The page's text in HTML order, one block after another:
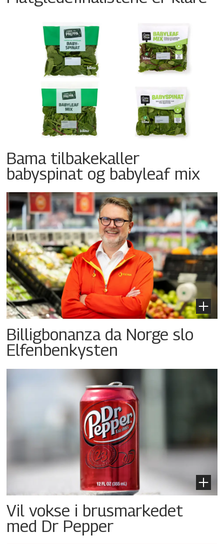
Bama tilbakekaller
babyspinat og babyleaf mix
Billigbonanza da Norge slo
Elfenbenkysten
Vil vokse i brusmarkedet
med Dr Pepper